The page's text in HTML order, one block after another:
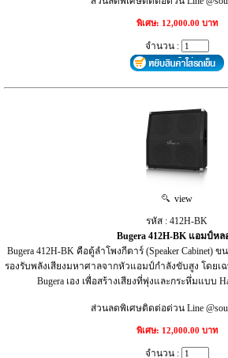
พิเศษ: 12,000.00 บาท
จำนวน :
view
รหัส : 412H-BK
Bugera 412H-BK แอมป์หล
Bugera 412H-BK คือตู้ลำโพงกีตาร์ (Speaker Cabinet)
รองรับพลังเสียงมหาศาลจากหัวแอมป์กำลังขับสูง โดยเฉ
Bugera เอง เพื่อสร้างเสียงที่พุ่งและกระหึ่มแบบ
ส่วนลดพิเศษติดต่อด่วน Line
พิเศษ: 12,000.00 บาท
จำนวน :